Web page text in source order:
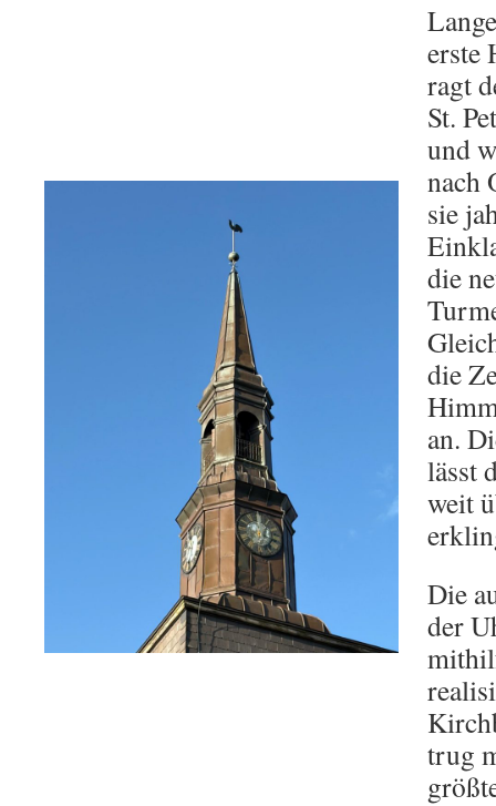
erste
ragt
St.
und
nach
sie
die
die
an.
lässt
weit
Die
der
trug